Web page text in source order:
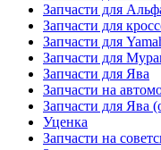
Запчасти для
Запчасти для
Запчасти для
Запчасти для
Запчасти для Ява
Запчасти на
Запчасти для Ява
Уценка
Запчасти на